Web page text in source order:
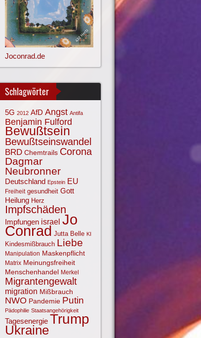
Joconrad.de
Schlagwörter
5G 2012 AfD Angst Antifa
Benjamin Fulford
Bewußtsein
Bewußtseinswandel
BRD Chemtrails Corona
Dagmar
Neubronner
Deutschland Epstein EU
Freiheit gesundheit Gott
Heilung Herz
Impfschäden
Impfungen israel Jo
Conrad Jutta Belle KI
Kindesmißbrauch Liebe
Manipulation Maskenpflicht
Matrix Meinungsfreiheit
Menschenhandel Merkel
Migrantengewalt
migration Mißbrauch
NWO Pandemie Putin
Pädophilie Staatsangehörigkeit
Tagesenergie Trump
Ukraine